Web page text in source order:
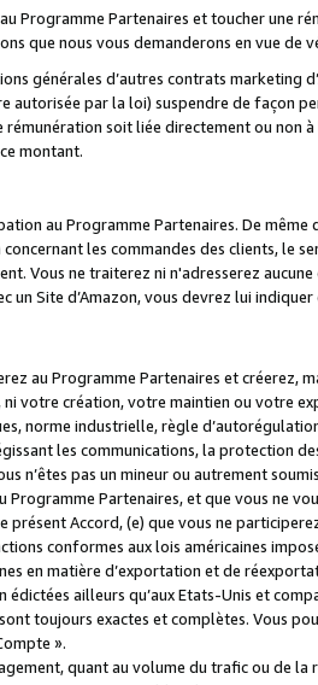
Programme Partenaires et toucher une
que nous vous demanderons en vue de
générales d’autres contrats marketing
autorisée par la loi) suspendre de façon
soit liée directement ou
montant.
au Programme Partenaires. De
les commandes des clients, le
Vous ne traiterez ni n'adresserez
Site d’Amazon, vous devrez lui
au Programme Partenaires et
votre création, votre maintien ou votre
norme industrielle, règle
les communications, la protection
n’êtes pas un mineur ou autrement
Partenaires, et que vous ne
Accord, (e) que vous ne
conformes aux lois américaines
en matière d’exportation et de
ailleurs qu’aux Etats-Unis et
toujours exactes et complètes. Vous
».
quant au volume du trafic ou de